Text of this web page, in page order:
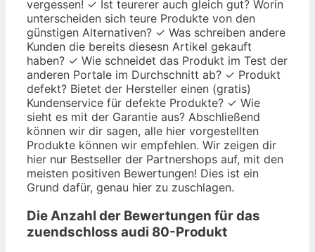
vergessen! ✓ Ist teurerer auch gleich gut? Worin
unterscheiden sich teure Produkte von den
günstigen Alternativen? ✓ Was schreiben andere
Kunden die bereits diesesn Artikel gekauft
haben? ✓ Wie schneidet das Produkt im Test der
anderen Portale im Durchschnitt ab? ✓ Produkt
defekt? Bietet der Hersteller einen (gratis)
Kundenservice für defekte Produkte? ✓ Wie
sieht es mit der Garantie aus? Abschließend
können wir dir sagen, alle hier vorgestellten
Produkte können wir empfehlen. Wir zeigen dir
hier nur Bestseller der Partnershops auf, mit den
meisten positiven Bewertungen! Dies ist ein
Grund dafür, genau hier zu zuschlagen.
Die Anzahl der Bewertungen für das
zuendschloss audi 80-Produkt